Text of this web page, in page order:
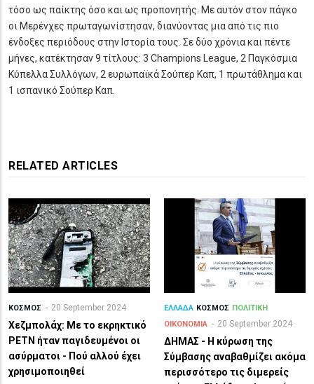
τόσο ως παίκτης όσο και ως προπονητής. Με αυτόν στον πάγκο
οι Μερένχες πρωταγωνίστησαν, διανύοντας μια από τις πιο
ένδοξες περιόδους στην Ιστορία τους. Σε δύο χρόνια και πέντε
μήνες, κατέκτησαν 9 τίτλους: 3 Champions League, 2 Παγκόσμια
Κύπελλα Συλλόγων, 2 ευρωπαϊκά Σούπερ Καπ, 1 πρωτάθλημα και
1 ισπανικό Σούπερ Καπ.
RELATED ARTICLES
ΚΟΣΜΟΣ 20 September 2024
Χεζμπολάχ: Με το εκρηκτικό
PETN ήταν παγιδευμένοι οι
ασύρματοι - Πού αλλού έχει
χρησιμοποιηθεί
ΕΛΛΑΔΑ ΚΟΣΜΟΣ ΠΟΛΙΤΙΚΗ
ΟΙΚΟΝΟΜΙΑ
20 September 2024
ΔΗΜΑΣ - Η κύρωση της
Σύμβασης αναβαθμίζει ακόμα
περισσότερο τις διμερείς